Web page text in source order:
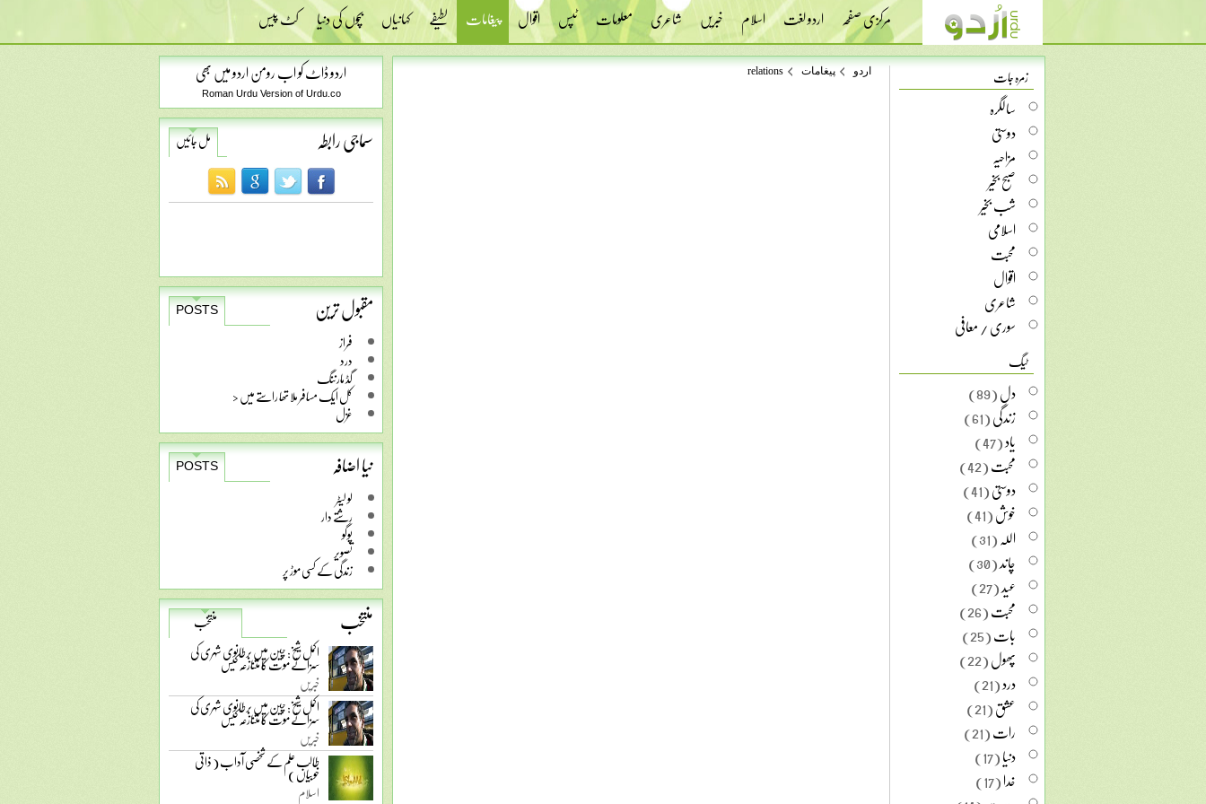
مرکزی صفحہ اردو لغت اسلام خبریں شاعری معلومات ٹپس اقوال پیغامات لطیفے کہانیاں بچوں کی دنیا کٹ پیس
اردو ڈاٹ کو اب رومن اردو میں بھی
Roman Urdu Version of Urdu.co
سماجی رابطہ مل جائیں
مقبول ترین
POSTS
فراز
درد
گڈ مارننگ
کل ایک مسافر ملا تھا راستے میں <
غزل
نیا اضافہ
POSTS
لو لیٹر
رشتے دار
پوگو
تصویر
زندگی کے کسی موڑ پر
منتخب
منتخب
اکمل شیخ: چین میں برطانوی شہری کی
سزائے موت کا متنازعہ کیس
خبریں
اکمل شیخ: چین میں برطانوی شہری کی
سزائے موت کا متنازعہ کیس
خبریں
طالب علم کے شخصی آداب ( ذاتی
خوبیاں )
اسلام
اردو پیغامات relations زمرہ جات
سالگرہ
دوستی
مزاحیہ
صبح بخیر
شب بخیر
اسلامی
محبت
اقوال
شاعری
سوری / معافی
ٹیگ
دل(89)
زندگی(61)
یاد(47)
محبت(42)
دوستی(41)
خوش(41)
اللہ(31)
چاند(30)
عید(27)
محبت(26)
بات(25)
پھول(22)
درد(21)
عشق(21)
رات(21)
دنیا(17)
خدا(17)